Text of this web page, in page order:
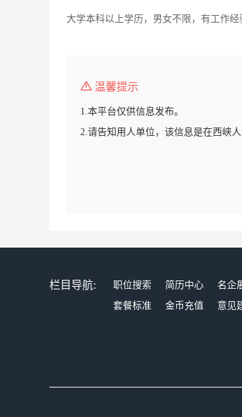
大学本科以上学历，男女不限，有工作
温馨提示
1.本平台仅供信息发布。
2.请告知用人单位，该信息是在西峡人
栏目导航: 职位搜索 简历中心 名企
套餐标准
金币充值 意见